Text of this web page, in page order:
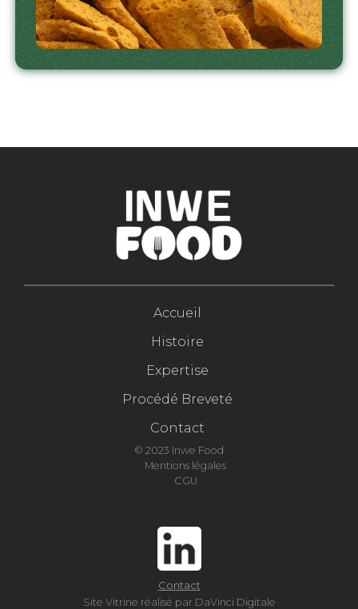
Accueil
Histoire
Expertise
Procédé Breveté
Contact
© 2023 Inwe Food
Mentions légales
CGU
Site Vitrine réalisé par DaVinci Digitale
Contact